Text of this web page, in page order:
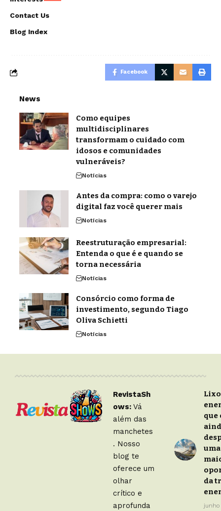
Contact Us
Blog Index
Facebook
News
Como equipes
multidisciplinares
transformam o cuidado com
idosos e comunidades
vulneráveis?
Notícias
Antes da compra: como o varejo
digital faz você querer mais
Notícias
Reestruturação empresarial:
Entenda o que é e quando se
torna necessária
Notícias
Consórcio como forma de
investimento, segundo Tiago
Oliva Schietti
Notícias
RevistaSh
ows:Vá
além das
manchetes
. Nosso
blog te
oferece um
olhar
crítico e
aprofunda
que
da
junho